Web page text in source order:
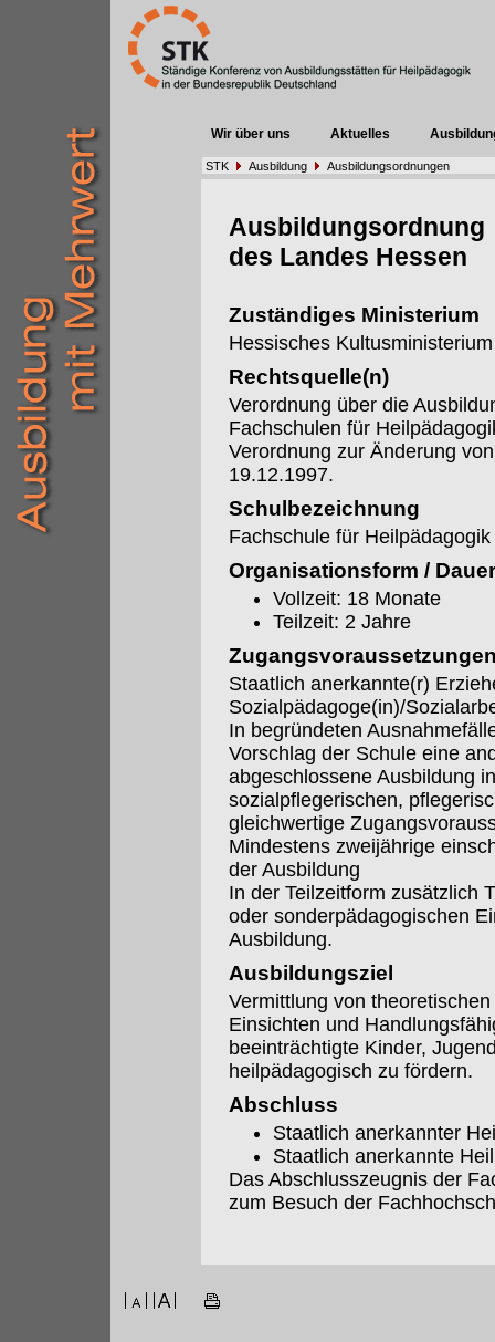
Wir über uns Aktuelles
STK Ausbildung Ausbildungsordnungen
Ausbildungsordnung
des Landes Hessen
Zuständiges Ministerium
Hessisches Kultusministerium
Rechtsquelle(n)
Verordnung über die
Fachschulen für
Verordnung zur Änderung
19.12.1997.
Schulbezeichnung
Fachschule für Heilpädagogik
Organisationsform / Dauer
Vollzeit: 18 Monate
Teilzeit: 2 Jahre
Staatlich anerkannte(r)
Sozialpädagoge(in)/
In begründeten
Vorschlag der Schule eine
abgeschlossene Ausbildung
sozialpflegerischen,
gleichwertige
Mindestens zweijährige
der Ausbildung
In der Teilzeitform zusätzlich
oder sonderpädagogischen
Ausbildung.
Ausbildungsziel
Vermittlung von
Einsichten und
beeinträchtigte Kinder,
heilpädagogisch zu fördern.
Abschluss
Staatlich anerkannter
Staatlich anerkannte
Das Abschlusszeugnis der
zum Besuch der